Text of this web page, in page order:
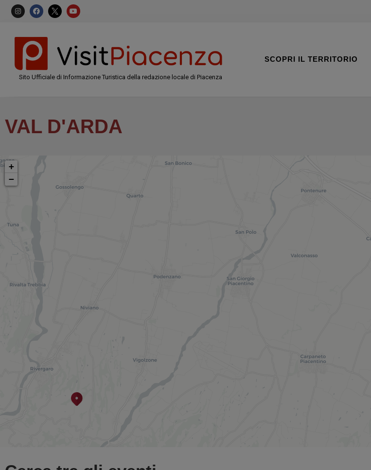
Sito Ufficiale di Informazione Turistica della redazione locale di Piacenza
SCOPRI IL TERRITORIO
VAL D'ARDA
+
−